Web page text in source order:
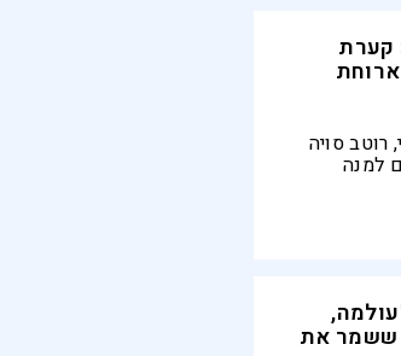
קערת
רוטב סויה
למנה
ומתאימה
ששמר את